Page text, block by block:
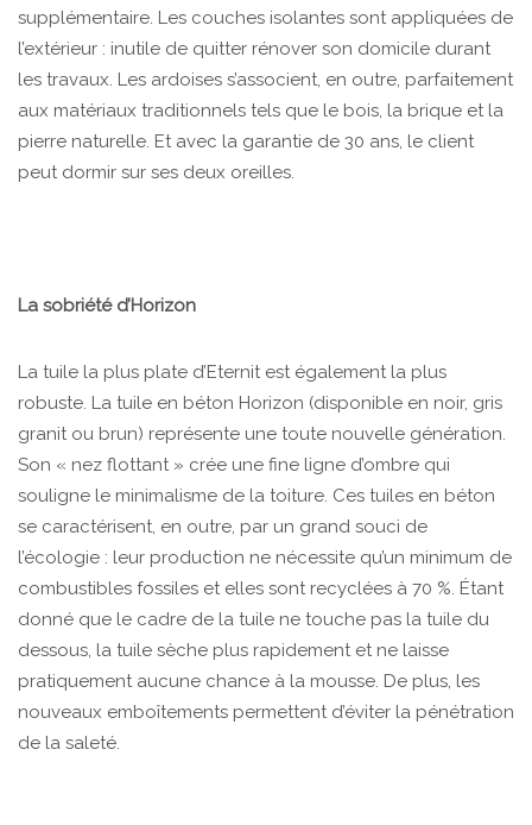
supplémentaire. Les couches isolantes sont appliquées de
l’extérieur : inutile de quitter rénover son domicile durant
les travaux. Les ardoises s’associent, en outre, parfaitement
aux matériaux traditionnels tels que le bois, la brique et la
pierre naturelle. Et avec la garantie de 30 ans, le client
peut dormir sur ses deux oreilles.
La sobriété d’Horizon
La tuile la plus plate d’Eternit est également la plus
robuste. La tuile en béton Horizon (disponible en noir, gris
granit ou brun) représente une toute nouvelle génération.
Son « nez flottant » crée une fine ligne d’ombre qui
souligne le minimalisme de la toiture. Ces tuiles en béton
se caractérisent, en outre, par un grand souci de
l’écologie : leur production ne nécessite qu’un minimum de
combustibles fossiles et elles sont recyclées à 70 %. Étant
donné que le cadre de la tuile ne touche pas la tuile du
dessous, la tuile sèche plus rapidement et ne laisse
pratiquement aucune chance à la mousse. De plus, les
nouveaux emboîtements permettent d’éviter la pénétration
de la saleté.